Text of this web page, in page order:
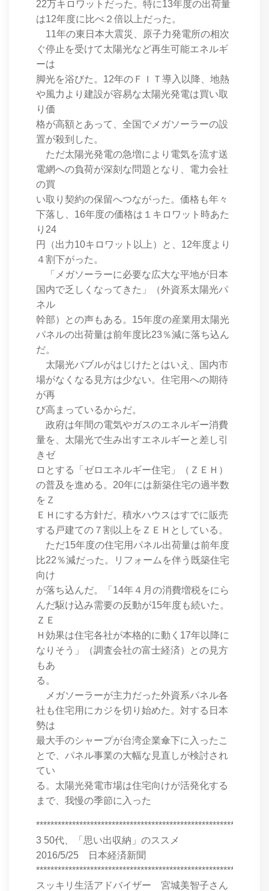
22万キロワットだった。特に13年度の出荷量
は12年度に比べ２倍以上だった。
11年の東日本大震災、原子力発電所の相次
ぐ停止を受けて太陽光など再生可能エネルギ
ーは
脚光を浴びた。12年のＦＩＴ導入以降、地熱
や風力より建設が容易な太陽光発電は買い取
り価
格が高額とあって、全国でメガソーラーの設
置が殺到した。
ただ太陽光発電の急増により電気を流す送
電網への負荷が深刻な問題となり、電力会社
の買
い取り契約の保留へつながった。価格も年々
下落し、16年度の価格は１キロワット時あた
り24
円（出力10キロワット以上）と、12年度より
４割下がった。
「メガソーラーに必要な広大な平地が日本
国内で乏しくなってきた」（外資系太陽光パ
ネル
幹部）との声もある。15年度の産業用太陽光
パネルの出荷量は前年度比23％減に落ち込ん
だ。
太陽光バブルがはじけたとはいえ、国内市
場がなくなる見方は少ない。住宅用への期待
が再
び高まっているからだ。
政府は年間の電気やガスのエネルギー消費
量を、太陽光で生み出すエネルギーと差し引
きゼ
ロとする「ゼロエネルギー住宅」（ＺＥＨ）
の普及を進める。20年には新築住宅の過半数
をＺ
ＥＨにする方針だ。積水ハウスはすでに販売
する戸建ての７割以上をＺＥＨとしている。
ただ15年度の住宅用パネル出荷量は前年度
比22％減だった。リフォームを伴う既築住宅
向け
が落ち込んだ。「14年４月の消費増税をにら
んだ駆け込み需要の反動が15年度も続いた。
ＺＥ
Ｈ効果は住宅各社が本格的に動く17年以降に
なりそう」（調査会社の富士経済）との見方
もあ
る。
メガソーラーが主力だった外資系パネル各
社も住宅用にカジを切り始めた。対する日本
勢は
最大手のシャープが台湾企業傘下に入ったこ
とで、パネル事業の大幅な見直しが検討され
てい
る。太陽光発電市場は住宅向けが活発化する
まで、我慢の季節に入った
3 50代、「思い出収納」のススメ
2016/5/25 日本経済新聞
スッキリ生活アドバイザー 宮城美智子さん